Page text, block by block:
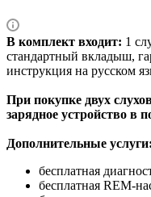
В комплект входит: 1
стандартный вкладыш,
инструкция на русском
При покупке двух
зарядное устройство в
Дополнительные услуги:
бесплатная
бесплатная REM-